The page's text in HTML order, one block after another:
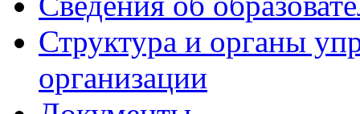
Структура и органы
организации